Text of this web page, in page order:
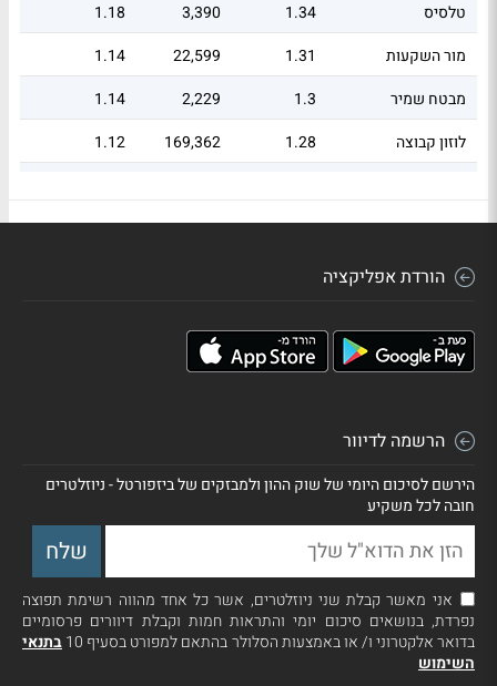
טלסיס
1.34
3,390
1.18
מור השקעות
1.31
22,599
1.14
מבטח שמיר
1.3
2,229
1.14
לוזון קבוצה
1.28
169,362
1.12
הורדת אפליקציה
הרשמה לדיוור
הירשם לסיכום היומי של שוק ההון ולמבזקים של ביזפורטל - ניוזלטרים
חובה לכל משקיע
אני מאשר קבלת שני ניוזלטרים, אשר כל אחד מהווה רשימת תפוצה
נפרדת, בנושאים סיכום יומי והתראות חמות וקבלת דיוורים פרסומיים
בדואר אלקטרוני ו/ או באמצעות הסלולר בהתאם למפורט בסעיף 10
בתנאי
השימוש